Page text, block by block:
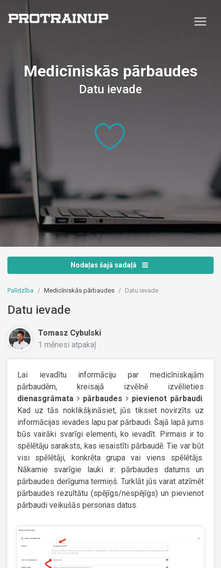
Medicīniskās pārbaudes
Datu ievade
Nodaļas šajā sadaļā
Palīdzība Medicīniskās pārbaudes Datu ievade
Datu ievade
Tomasz Cybulski
1 mēnesi atpakaļ
Lai ievadītu informāciju par medicīniskajām
pārbaudēm, kreisajā izvēlnē izvēlieties
dienasgrāmata
pārbaudes pievienot pārbaudi.
Kad uz tās noklikšķināsiet, jūs tiksiet novirzīts uz
informācijas ievades lapu par pārbaudi. Šajā lapā jums
būs vairāki svarīgi elementi, ko ievadīt. Pirmais ir to
spēlētāju saraksts, kas iesaistīti pārbaudē. Tie var būt
visi spēlētāji, konkrēta grupa vai viens spēlētājs.
Nākamie svarīgie lauki ir: pārbaudes datums un
pārbaudes derīguma termiņš. Turklāt jūs varat atzīmēt
pārbaudes rezultātu (spējīgs/nespējīgs) un pievienot
pārbaudi veikušās personas datus.